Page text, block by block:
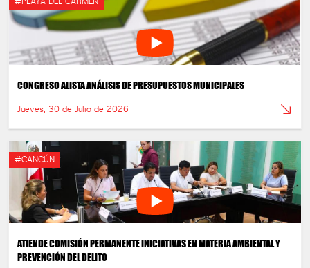
CONGRESO ALISTA ANÁLISIS DE PRESUPUESTOS MUNICIPALES
Jueves, 30 de Julio de 2026
#CANCÚN
ATIENDE COMISIÓN PERMANENTE INICIATIVAS EN MATERIA AMBIENTAL Y
PREVENCIÓN DEL DELITO